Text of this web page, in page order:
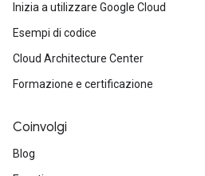
Inizia a utilizzare Google Cloud
Esempi di codice
Cloud Architecture Center
Formazione e certificazione
Coinvolgi
Blog